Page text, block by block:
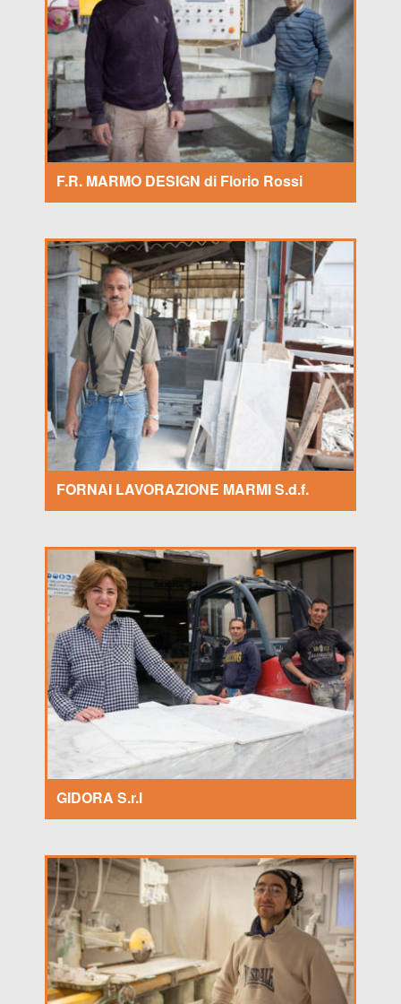
F.R. MARMO DESIGN di Florio Rossi
FORNAI LAVORAZIONE MARMI S.d.f.
GIDORA S.r.l